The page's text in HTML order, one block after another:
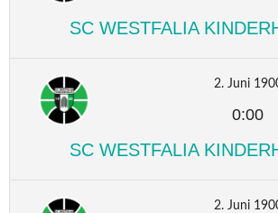
SC WESTFALIA
2. Juni
0:00
SC WESTFALIA
2. Juni